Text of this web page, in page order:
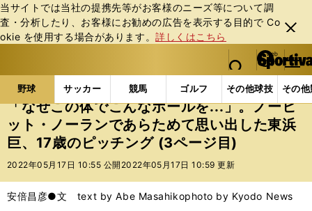
当サイトでは当社の提携先等がお客様のニーズ等について調
査・分析したり、お客様にお勧めの広告を表⽰する⽬的で Co
okie を使⽤する場合があります。詳しくはこちら
閉じ
る
web Sportiva (webスポルティーバ)
検索
マイペ
ー
ジ
メニュ
野球 サッカー 競馬 ゴルフ その他球技 その
b
ス
ポ
ル
テ
ー
バ
野球の記事一覧 プロ野球 「なぜこの体でこんなボ
「なぜこの体でこんなボールを...」。ノーヒ
ット・ノーランであらためて思い出した東浜
巨、17歳のピッチング (3ページ目)
2022年05月17日 10:55 公開 2022年05月17日 10:59 更新
安倍昌彦●文 text by Abe Masahikophoto by Kyodo News